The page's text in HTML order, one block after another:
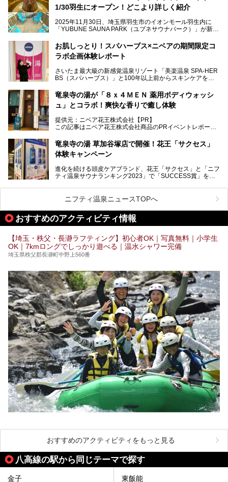
種類のリラックスルームやお食事処、他施設とは一線を画す
てきました！
1/30羽生にオープン！どこより詳しく紹介
2025年11月30日、埼玉県羽生市のイオンモール羽生内に
「YUBUNE SAUNA PARK（ユブネサウナパーク）」が新規
今年の4月1日から楽久屋グループの一員となった「湯舞音
（ユブネ）」が新ブランド「YUBUNE SAUNA PARK」を立
湯舞音らしいサウナにこだわった遊び心満点の"銭湯×屋外サ
ウナ"施設で、男女別のお風呂のほか、水着やサウナ着で楽
ど、ユニークなポイントがいっぱい！
オープン前取材に行ってきましたので、早速どこより詳しく
紹介しちゃいます！
お肌しっとり！スパハーブス×ニベアの期間限定コ
ラボ企画体験レポート
さいたま最大級の新感覚温泉リゾート「美楽温泉 SPA-HER
BS（スパハーブス）」と100年以上前からスキンケアを考
読者モデルやインスタグラマーとして活躍している、美容＆
スパ大好きの畑瀬愛さんと取材してきました。
提供元：ニベア花王株式会社【PR】
この記事はニベア花王株式会社商品のPRイベントレポート
竜泉寺の湯が「８ｘ４ＭＥＮ 薬用ボディウォッシ
ュ」とコラボ！爽快な香りで癒し体験
提供元：ニベア花王株式会社【PR】
この記事はニベア花王株式会社商品のPRイベントレポート
ーーー
注目のボディウォッシュアイテム「８ｘ４ＭＥＮ 薬用ボデ
全国総合2位にランクインした人気温浴施設「竜泉寺の湯 草
加谷塚店」がコラボイベントを期間限定で開催中ということ
気になるその内容をチェックしてきました！
竜泉寺の湯 草加谷塚店で開催！花王「サクセス」
体験キャンペーン
進化を続ける頭皮ケアブランド、花王「サクセス」と「ニフ
ティ温泉サウナランキング2023」で「SUCCESS賞」を獲
ベントを開催。
早速訪問し、気になるその内容を取材してきました！
───
提供元：花王株式会社【PR】
す。
ニフティ温泉ニュースTOPへ
おすすめのアクティビティ情報
【埼玉・秩父・長瀞ラフティング】初心者OK｜写真無料｜小学生
OK｜7kmロングでしっかり遊べる｜温水シャワー完備
埼玉県秩父郡長瀞町中野上560番
おすすめのアクティビティをもっと見る
八高線の駅から同じテーマで探す
金子 東飯能